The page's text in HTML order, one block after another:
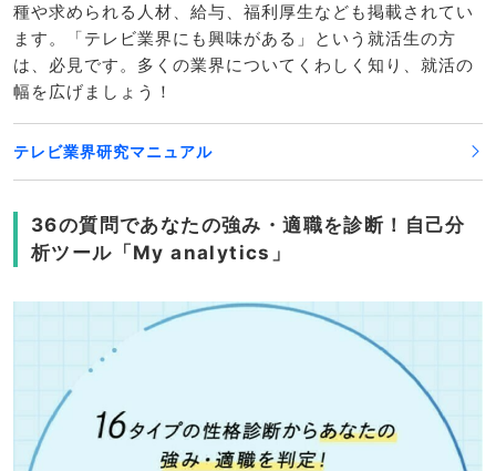
種や求められる人材、給与、福利厚生なども掲載されてい
ます。「テレビ業界にも興味がある」という就活生の方
は、必見です。多くの業界についてくわしく知り、就活の
幅を広げましょう！
テレビ業界研究マニュアル
36の質問であなたの強み・適職を診断！自己分
析ツール「My analytics」